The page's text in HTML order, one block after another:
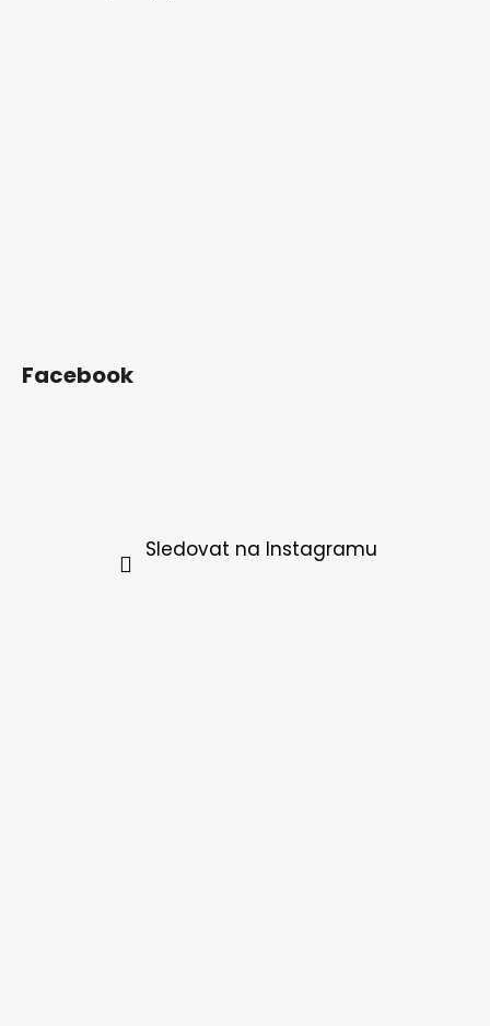
Facebook
Sledovat na Instagramu